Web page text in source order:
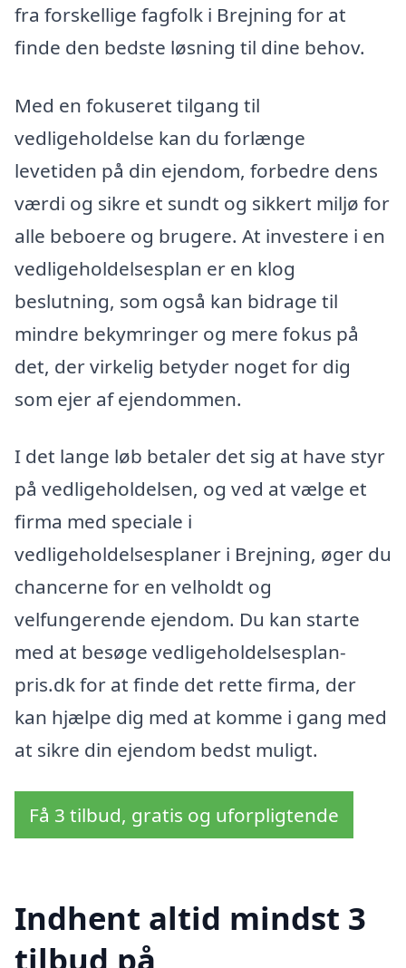
fra forskellige fagfolk i Brejning for at
finde den bedste løsning til dine behov.
Med en fokuseret tilgang til
vedligeholdelse kan du forlænge
levetiden på din ejendom, forbedre dens
værdi og sikre et sundt og sikkert miljø for
alle beboere og brugere. At investere i en
vedligeholdelsesplan er en klog
beslutning, som også kan bidrage til
mindre bekymringer og mere fokus på
det, der virkelig betyder noget for dig
som ejer af ejendommen.
I det lange løb betaler det sig at have styr
på vedligeholdelsen, og ved at vælge et
firma med speciale i
vedligeholdelsesplaner i Brejning, øger du
chancerne for en velholdt og
velfungerende ejendom. Du kan starte
med at besøge vedligeholdelsesplan-
pris.dk for at finde det rette firma, der
kan hjælpe dig med at komme i gang med
at sikre din ejendom bedst muligt.
Få 3 tilbud, gratis og uforpligtende
Indhent altid mindst 3
tilbud på